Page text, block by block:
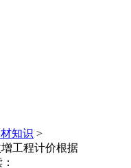
知识 >
工程计价根据